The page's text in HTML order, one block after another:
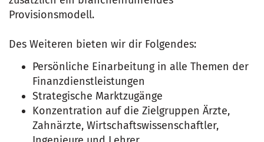
Provisionsmodell.
Des Weiteren bieten wir dir Folgendes:
Persönliche Einarbeitung in alle Themen der
Finanzdienstleistungen
Strategische Marktzugänge
Konzentration auf die Zielgruppen Ärzte,
Zahnärzte, Wirtschaftswissenschaftler,